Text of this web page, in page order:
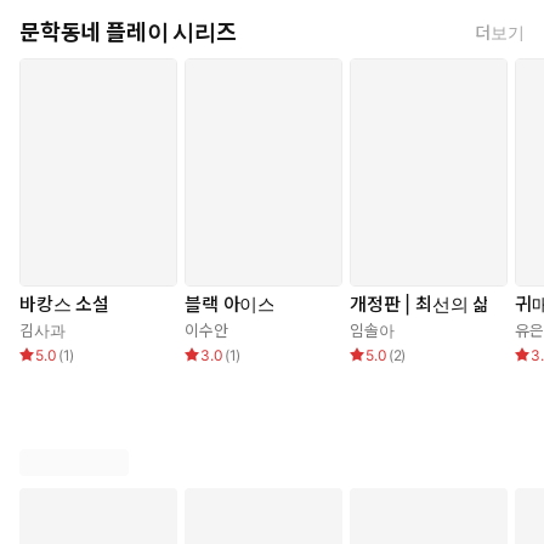
어린 요셉과 알고 지낸 적이 있는 부잣집 사모님. 한때 과외교사를
자임해 요셉과 매우 가깝게 지냈지만, 순간의 욕망을 주체하지 못하
야.”
요셉의 친모. 젊은 시절 안나의 집에서 가정부로 일하다가 안나의
이웃에 의해 요셉을 임신하게 되었다. 안나의 집에서 쫓겨나 홀로
문학동네 플레이 시리즈 더보기
바캉스 소설
김사과
5.0 (1)
블랙 아이스
이수안
3.0 (1)
개정판 | 최선의 삶
임솔아
5.0 (2)
귀
유